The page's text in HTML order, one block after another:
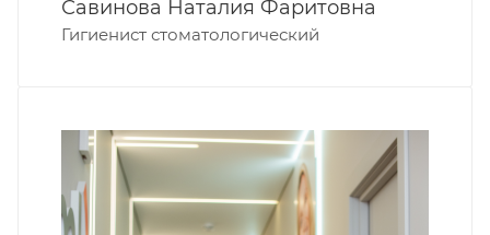
Савинова Наталия Фаритовна
Гигиенист стоматологический